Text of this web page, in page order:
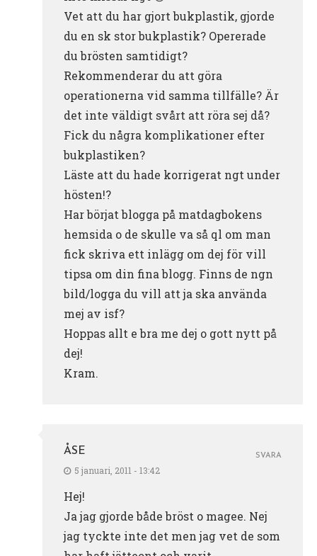
Vet att du har gjort bukplastik, gjorde
du en sk stor bukplastik? Opererade
du brösten samtidigt?
Rekommenderar du att göra
operationerna vid samma tillfälle? Är
det inte väldigt svårt att röra sej då?
Fick du några komplikationer efter
bukplastiken?
Läste att du hade korrigerat ngt under
hösten!?
Har börjat blogga på matdagbokens
hemsida o de skulle va så ql om man
fick skriva ett inlägg om dej för vill
tipsa om din fina blogg. Finns de ngn
bild/logga du vill att ja ska använda
mej av isf?
Hoppas allt e bra me dej o gott nytt på
dej!
Kram.
ÅSE
5 januari, 2011 - 13:42
Hej!
Ja jag gjorde både bröst o magee. Nej
jag tyckte inte det men jag vet de som
SVARA